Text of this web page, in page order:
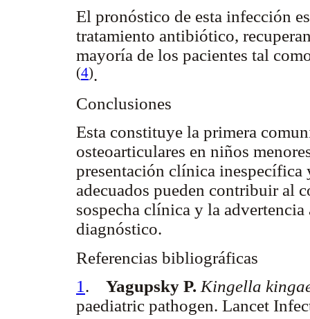
El pronóstico de esta infección
tratamiento antibiótico,
mayoría de los pacientes tal
(4).
Conclusiones
Esta constituye la primera
osteoarticulares en niños
presentación clínica
adecuados pueden contribuir al
sospecha clínica y la
diagnóstico.
Referencias bibliográficas
1 . Yagupsky P. Kingella
paediatric pathogen. Lancet